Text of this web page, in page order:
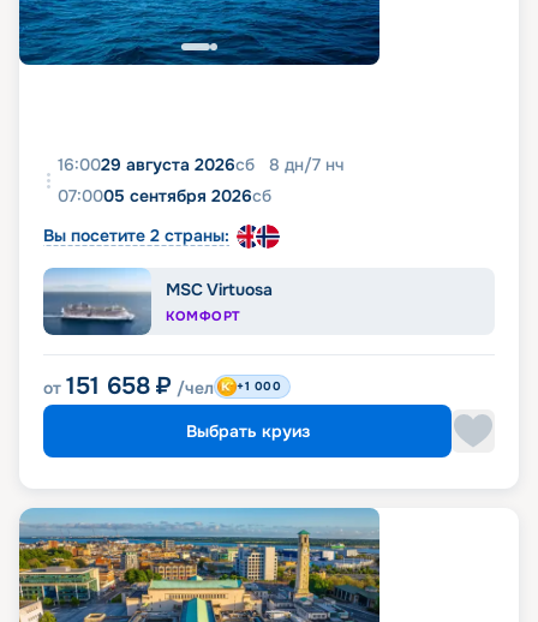
16:0029 августа 2026сб 8 дн/7 нч
07:0005 сентября 2026сб
Вы посетите 2 страны:
MSC Virtuosa
КОМФОРТ
от 151 658 ₽ /чел +1 000
Выбрать круиз